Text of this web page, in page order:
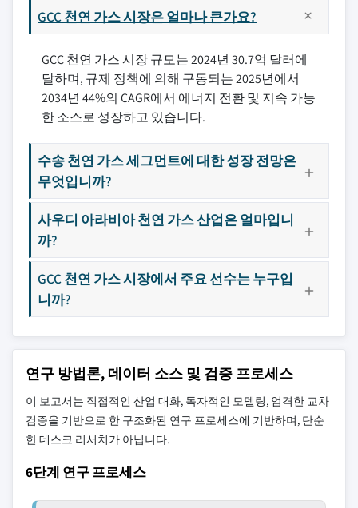
GCC 천연 가스 시장은 얼마나 큰가요?
GCC 천연 가스 시장 규모는 2024년 30.7억 달러에
달하며, 규제 정책에 의해 구동되는 2025년에서
2034년 44%의 CAGR에서 에너지 전환 및 지속 가능
한 소스로 성장하고 있습니다.
수송 천연 가스 세그먼트에 대한 성장 전망은
무엇입니까?
사우디 아라비아 천연 가스 산업은 얼마입니
까?
GCC 천연 가스 시장에서 주요 선수는 누구입
니까?
연구 방법론, 데이터 소스 및 검증 프로세스
이 보고서는 직접적인 산업 대화, 독자적인 모델링, 엄격한 교차
검증을 기반으로 한 구조화된 연구 프로세스에 기반하며, 단순
한 데스크 리서치가 아닙니다.
6단계 연구 프로세스